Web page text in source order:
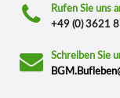
Rufen Sie uns
+49 (0) 3621
Schreiben Sie